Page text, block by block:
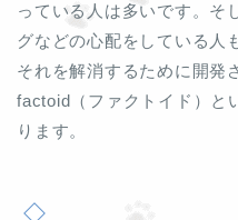
っている人は多いです。そ
グなどの心配をしている人
それを解消するために開発
factoid（ファクトイド）と
ります。